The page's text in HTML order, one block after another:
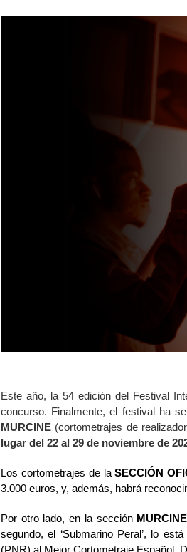
Este año, la 54 edición del Festival
concurso. Finalmente, el festival ha
MURCINE (cortometrajes de
lugar del 22 al 29 de noviembre de
Los cortometrajes de laSECCIÓN
3.000 euros, y, además, habrá
Por otro lado, en la sección MURCINE
segundo, el ‘Submarino Peral’, lo